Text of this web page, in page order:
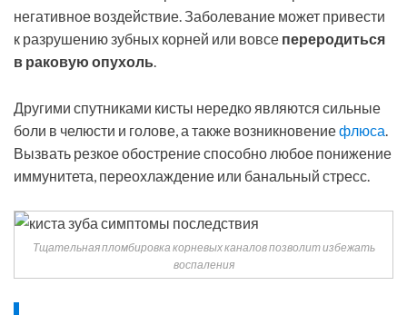
негативное воздействие. Заболевание может привести
к разрушению зубных корней или вовсе переродиться
в раковую опухоль.
Другими спутниками кисты нередко являются сильные
боли в челюсти и голове, а также возникновениефлюса.
Вызвать резкое обострение способно любое понижение
иммунитета, переохлаждение или банальный стресс.
Тщательная пломбировка корневых каналов позволит избежать
воспаления